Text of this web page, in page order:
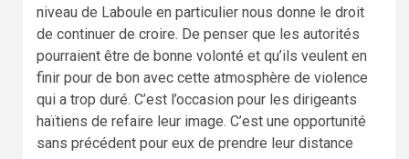
niveau de Laboule en particulier nous donne le droit
de continuer de croire. De penser que les autorités
pourraient être de bonne volonté et qu’ils veulent en
finir pour de bon avec cette atmosphère de violence
qui a trop duré. C’est l’occasion pour les dirigeants
haïtiens de refaire leur image. C’est une opportunité
sans précédent pour eux de prendre leur distance